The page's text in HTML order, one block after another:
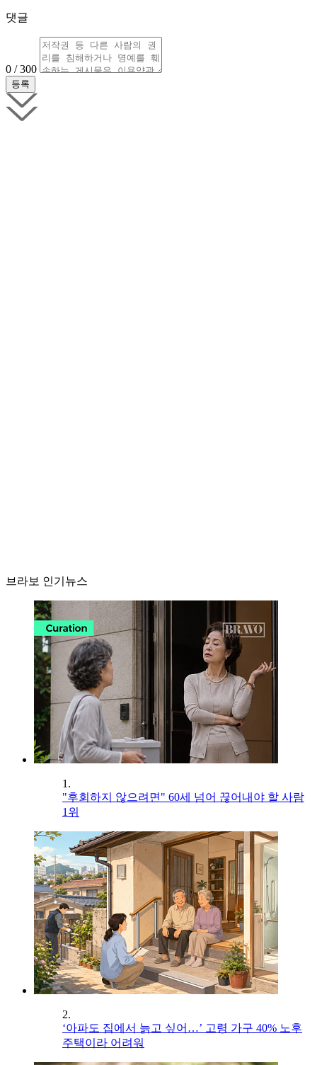
댓글
0 / 300
브라보 인기뉴스
1.
"후회하지 않으려면" 60세 넘어 끊어내야 할 사람
1위
2.
‘아파도 집에서 늙고 싶어…’ 고령 가구 40% 노후
주택이라 어려워